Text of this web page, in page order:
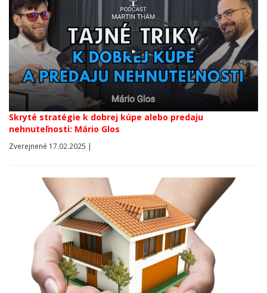
Skryté stratégie k dobrej kúpe alebo predaju
nehnuteľnosti: Mário Glos
Zverejnené 17.02.2025 |